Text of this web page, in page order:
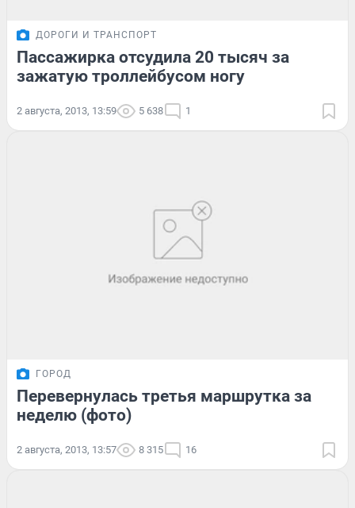
ДОРОГИ И ТРАНСПОРТ
Пассажирка отсудила 20 тысяч за
зажатую троллейбусом ногу
2 августа, 2013, 13:59 5 638 1
ГОРОД
Перевернулась третья маршрутка за
неделю (фото)
2 августа, 2013, 13:57 8 315 16